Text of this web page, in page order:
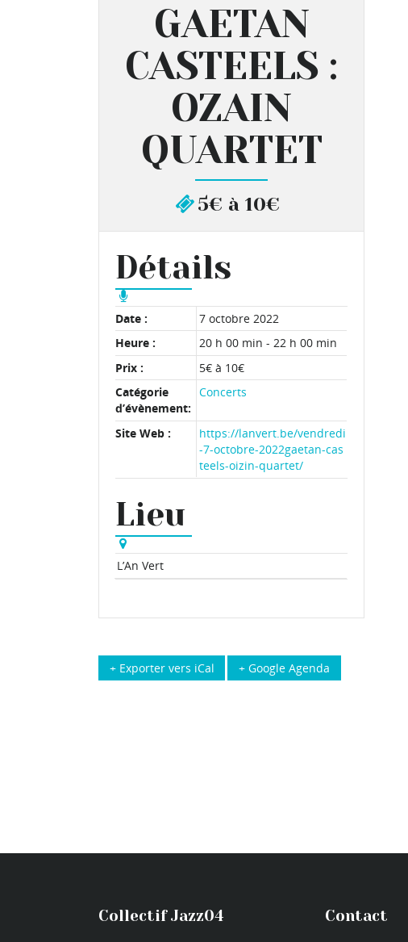
GAETAN
CASTEELS :
OZAIN
QUARTET
5€ à 10€
Détails
Date :
7 octobre 2022
Heure :
20 h 00 min - 22 h 00 min
Prix :
5€ à 10€
Catégorie
d’évènement:
Concerts
Site Web :
https://lanvert.be/vendredi
-7-octobre-2022gaetan-cas
teels-oizin-quartet/
Lieu
L’An Vert
+ Google Agenda
+ Exporter vers iCal
Collectif Jazz04 Contact